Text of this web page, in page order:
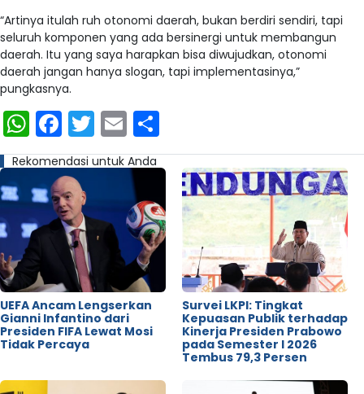
“Artinya itulah ruh otonomi daerah, bukan berdiri sendiri, tapi
seluruh komponen yang ada bersinergi untuk membangun
daerah. Itu yang saya harapkan bisa diwujudkan, otonomi
daerah jangan hanya slogan, tapi implementasinya,”
pungkasnya.
WhatsApp
Facebook
Twitter
Email
Rekomendasi untuk Anda
UEFA Ancam Lengserkan
Gianni Infantino dari
Presiden FIFA Lewat Mosi
Tidak Percaya
Survei LKPI: Tingkat
Kepuasan Publik terhadap
Kinerja Presiden Prabowo
pada Semester I 2026
Tembus 79,3 Persen